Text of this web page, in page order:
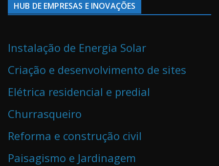
HUB DE EMPRESAS E INOVAÇÕES
Instalação de Energia Solar
Criação e desenvolvimento de sites
Elétrica residencial e predial
Churrasqueiro
Reforma e construção civil
Paisagismo e Jardinagem